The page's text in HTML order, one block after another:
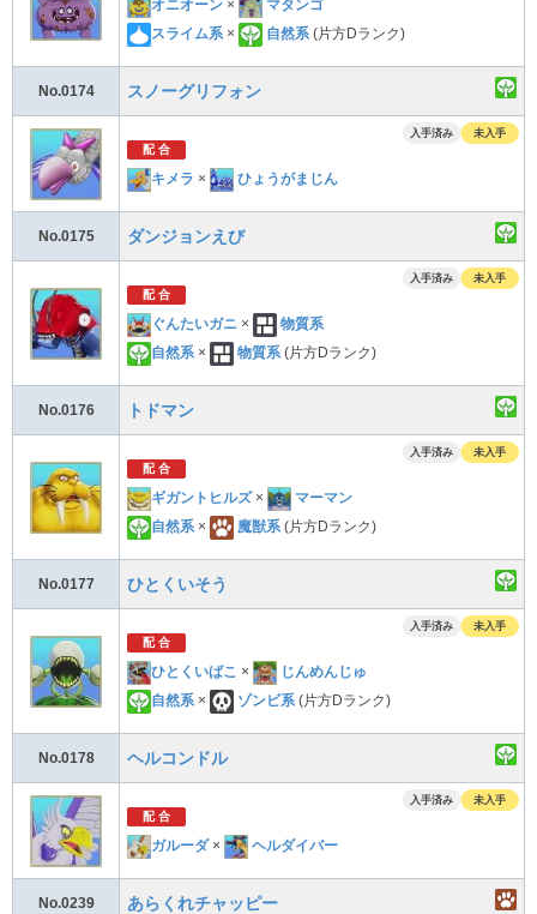
オニオーン ×
マタンゴ
スライム系 × 自然系 (片方Dランク)
No.0174 スノーグリフォン
入手済み 未入手
配 合
キメラ × ひょうがまじん
No.0175 ダンジョンえび
入手済み 未入手
配 合
ぐんたいガニ ×
物質系
自然系 × 物質系 (片方Dランク)
No.0176 トドマン
入手済み 未入手
配 合
ギガントヒルズ×
マーマン
自然系 × 魔獣系 (片方Dランク)
No.0177 ひとくいそう
入手済み 未入手
配 合
ひとくいばこ ×
じんめんじゅ
自然系 × ゾンビ系 (片方Dランク)
No.0178 ヘルコンドル
入手済み 未入手
配 合
ガルーダ× ヘルダイバー
No.0239 あらくれチャッピー